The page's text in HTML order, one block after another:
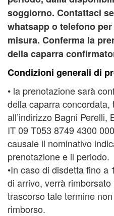
soggiorno. Contattaci
whatsapp o telefono
misura. Conferma la
della caparra
Condizioni generali di
• la prenotazione sarà
della caparra
all’indirizzo Bagni Perelli,
IT 09 T053 8749 4300
causale il nominativo
prenotazione e il periodo.
•In caso di disdetta fino
di arrivo, verrà
trascorso tale termine
rimborso.